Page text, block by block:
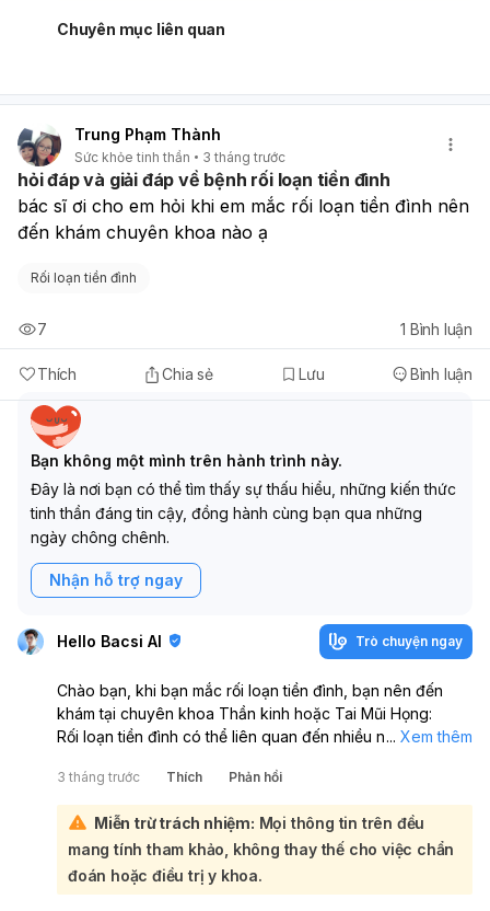
Chuyên mục liên quan
Trung Phạm Thành
Sức khỏe tinh thần 3 tháng trước
hỏi đáp và giải đáp về bệnh rối loạn tiền đình
bác sĩ ơi cho em hỏi khi em mắc rối loạn tiền đình nên
đến khám chuyên khoa nào ạ
Rối loạn tiền đình
Thích Chia sẻ Lưu Bình luận
7 1 Bình luận
Bạn không một mình trên hành trình này.
Đây là nơi bạn có thể tìm thấy sự thấu hiểu, những kiến thức
tinh thần đáng tin cậy, đồng hành cùng bạn qua những
ngày chông chênh.
Nhận hỗ trợ ngay
Hello Bacsi AI Trò chuyện ngay
Chào bạn, khi bạn mắc rối loạn tiền đình, bạn nên đến
khám tại chuyên khoa Thần kinh hoặc Tai Mũi Họng:
Rối loạn tiền đình có thể liên quan đến nhiều nguyên nhân
vấn đề liên quan đến hệ thần kinh trung ương và ngoại
biên, bao gồm cả hệ thống tiền đình. Trong khi đó,
chuyên khoa Tai Mũi Họng sẽ tập trung vào các vấn đề
của tai trong, nơi chứa cơ quan tiền đình ngoại biên, là
một trong những nguyên nhân phổ biến gây ra rối loạn
tiền đình. Việc thăm khám tại một trong hai chuyên khoa
... Xem thêm
3 tháng trước Thích Phản hồi
Miễn trừ trách nhiệm: Mọi thông tin trên đều
mang tính tham khảo, không thay thế cho việc chẩn
đoán hoặc điều trị y khoa.